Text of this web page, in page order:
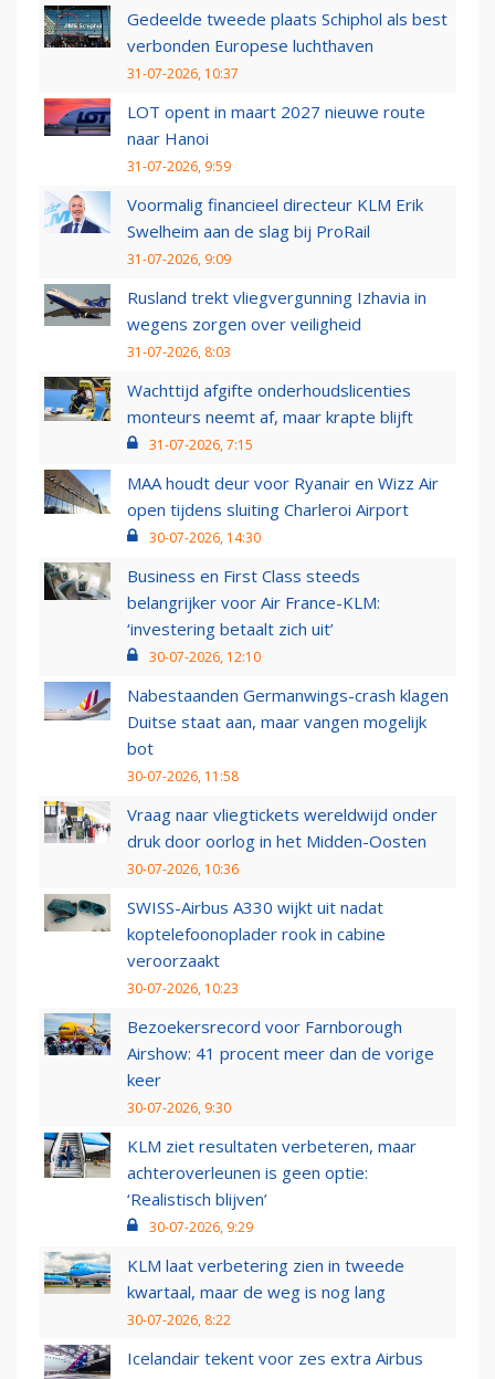
Gedeelde tweede plaats Schiphol als best
verbonden Europese luchthaven
31-07-2026, 10:37
LOT opent in maart 2027 nieuwe route
naar Hanoi
31-07-2026, 9:59
Voormalig financieel directeur KLM Erik
Swelheim aan de slag bij ProRail
31-07-2026, 9:09
Rusland trekt vliegvergunning Izhavia in
wegens zorgen over veiligheid
31-07-2026, 8:03
Wachttijd afgifte onderhoudslicenties
monteurs neemt af, maar krapte blijft
31-07-2026, 7:15
MAA houdt deur voor Ryanair en Wizz Air
open tijdens sluiting Charleroi Airport
30-07-2026, 14:30
Business en First Class steeds
belangrijker voor Air France-KLM:
‘investering betaalt zich uit’
30-07-2026, 12:10
Nabestaanden Germanwings-crash klagen
Duitse staat aan, maar vangen mogelijk
bot
30-07-2026, 11:58
Vraag naar vliegtickets wereldwijd onder
druk door oorlog in het Midden-Oosten
30-07-2026, 10:36
SWISS-Airbus A330 wijkt uit nadat
koptelefoonoplader rook in cabine
veroorzaakt
30-07-2026, 10:23
Bezoekersrecord voor Farnborough
Airshow: 41 procent meer dan de vorige
keer
30-07-2026, 9:30
KLM ziet resultaten verbeteren, maar
achteroverleunen is geen optie:
‘Realistisch blijven’
30-07-2026, 9:29
KLM laat verbetering zien in tweede
kwartaal, maar de weg is nog lang
30-07-2026, 8:22
Icelandair tekent voor zes extra Airbus